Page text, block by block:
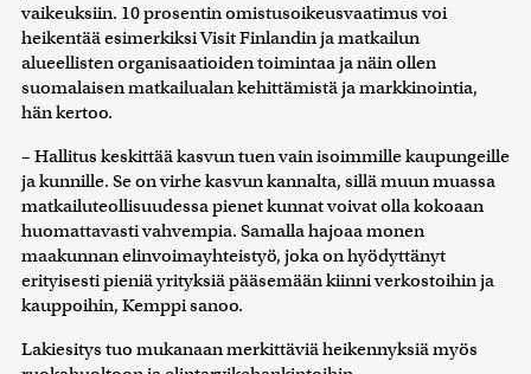
vaikeuksiin. 10 prosentin omistusoikeusvaatimus voi
heikentää esimerkiksi Visit Finlandin ja matkailun
alueellisten organisaatioiden toimintaa ja näin ollen
suomalaisen matkailualan kehittämistä ja markkinointia,
hän kertoo.
– Hallitus keskittää kasvun tuen vain isoimmille kaupungeille
ja kunnille. Se on virhe kasvun kannalta, sillä muun muassa
matkailuteollisuudessa pienet kunnat voivat olla kokoaan
huomattavasti vahvempia. Samalla hajoaa monen
maakunnan elinvoimayhteistyö, joka on hyödyttänyt
erityisesti pieniä yrityksiä pääsemään kiinni verkostoihin ja
kauppoihin, Kemppi sanoo.
Lakiesitys tuo mukanaan merkittäviä heikennyksiä myös